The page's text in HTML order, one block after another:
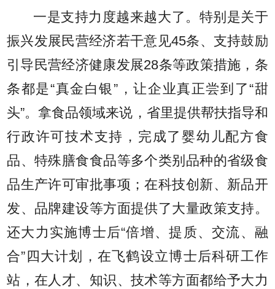
一是支持力度越来越大了。特别是关于
振兴发展民营经济若干意见45条、支持鼓励
引导民营经济健康发展28条等政策措施，条
条都是“真金白银”，让企业真正尝到了“甜
头”。拿食品领域来说，省里提供帮扶指导和
行政许可技术支持，完成了婴幼儿配方食
品、特殊膳食食品等多个类别品种的省级食
品生产许可审批事项；在科技创新、新品开
发、品牌建设等方面提供了大量政策支持。
还大力实施博士后“倍增、提质、交流、融
合”四大计划，在飞鹤设立博士后科研工作
站，在人才、知识、技术等方面都给予大力